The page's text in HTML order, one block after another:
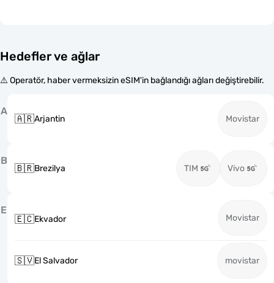
Hedefler ve ağlar
⚠️ Operatör, haber vermeksizin eSIM'in bağlandığı ağları değiştirebilir.
A
🇦🇷Arjantin Movistar
B
🇧🇷Brezilya TIM Vivo
E
🇪🇨Ekvador Movistar
🇸🇻El Salvador movistar